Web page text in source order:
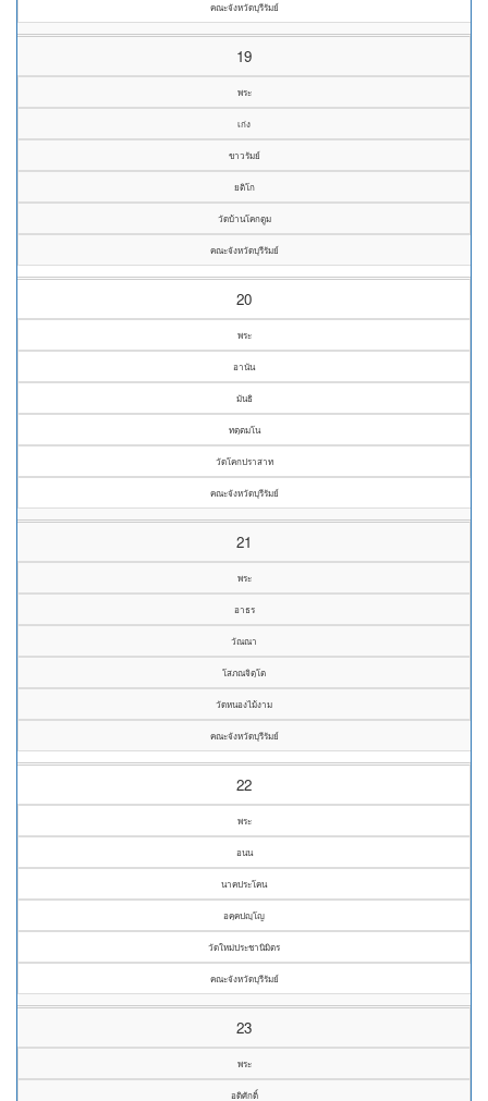
คณะจังหวัดบุรีรัมย์
19
พระ
เก่ง
ขาวรัมย์
ยติโก
วัดบ้านโคกตูม
คณะจังหวัดบุรีรัมย์
20
พระ
อานัน
มันธิ
ทตฺตมโน
วัดโคกปราสาท
คณะจังหวัดบุรีรัมย์
21
พระ
อาธร
วัณณา
โสภณจิตฺโต
วัดหนองไม้งาม
คณะจังหวัดบุรีรัมย์
22
พระ
อนน
นาคประโคน
อคฺคปญฺโญ
วัดใหม่ประชานิมิตร
คณะจังหวัดบุรีรัมย์
23
พระ
อดิศักดิ์